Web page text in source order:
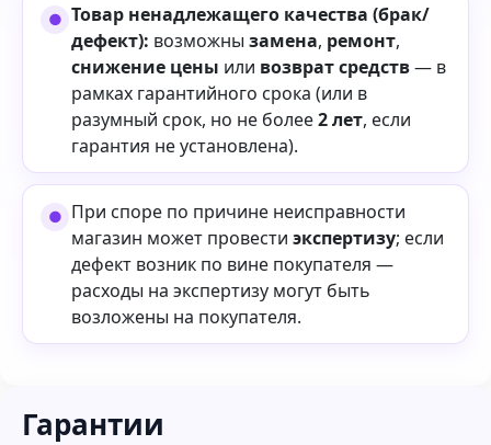
Товар ненадлежащего качества (брак/
дефект): возможны замена, ремонт,
снижение цены или возврат средств— в
рамках гарантийного срока (или в
разумный срок, но не более2 лет, если
гарантия не установлена).
При споре по причине неисправности
магазин может провести экспертизу; если
дефект возник по вине покупателя —
расходы на экспертизу могут быть
возложены на покупателя.
Гарантии